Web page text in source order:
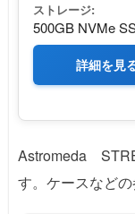
ストレージ:
500GB NVMe
詳細を見
Astromeda
す。ケースなどの